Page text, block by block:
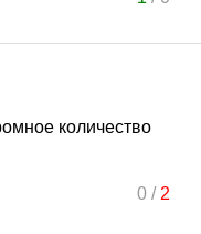
количество
0/ 2